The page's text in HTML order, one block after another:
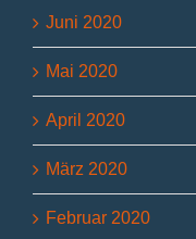
Juni 2020
Mai 2020
April 2020
März 2020
Februar 2020